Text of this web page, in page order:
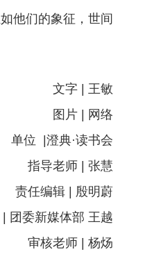
他们的象征，世间
文字 | 王敏
图片 | 网络
单位 |澄典·读书会
指导老师 | 张慧
责任编辑 | 殷明蔚
团委新媒体部 王越
审核老师 | 杨炀